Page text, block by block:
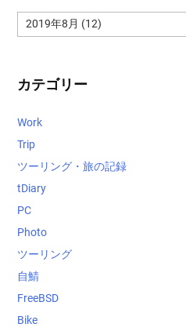
ア
ー
カテゴリー
Work
Trip
ツーリング・旅の記録
tDiary
PC
Photo
ツーリング
自鯖
FreeBSD
Bike